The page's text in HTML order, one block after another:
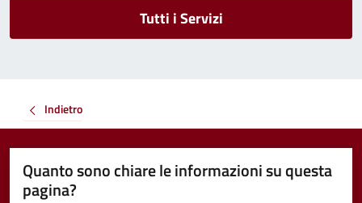
Tutti i Servizi
Indietro
Quanto sono chiare le informazioni su questa
pagina?